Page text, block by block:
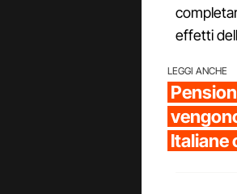
effetti
LEGGI ANCHE
Italiane